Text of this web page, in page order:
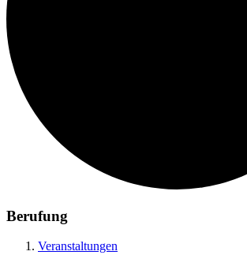
Berufung
Veranstaltungen